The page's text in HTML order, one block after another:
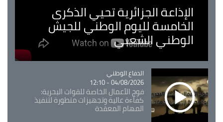
الإذاعة الجزائرية تحيي الذكرى
الخامسة لليوم الوطني للجيش
الوطني الشعبي
Catégorie
الدفاع الوطني
04/08/2026 - 12:10
فوج الأعمال الخاصة للقوات البحرية:
كفاءة عالية وتجهيزات متطورة لتنفيذ
المهام المعقدة